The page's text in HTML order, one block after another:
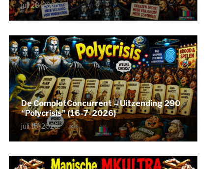
juli 28, 2026
De ComplotConcurrent – Uitzending 290
“Polycrisis” (16-7-2026)
juli 16, 2026